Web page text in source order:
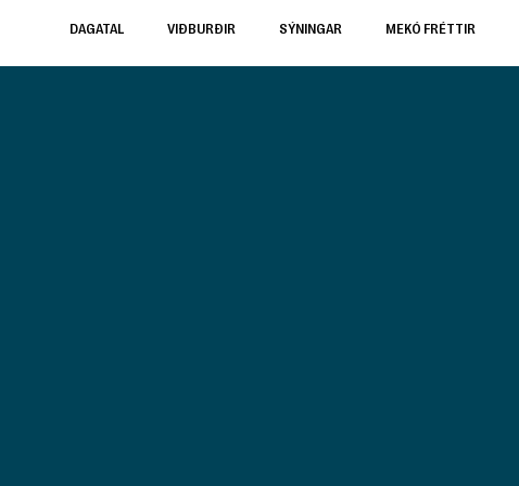
DAGATAL VIÐBURÐIR SÝNINGAR MEKÓ FRÉTTIR